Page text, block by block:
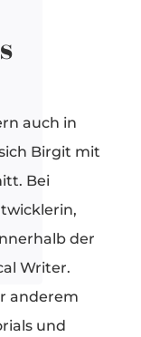
auch in
Birgit mit
Bei
der
Writer.
anderem
und